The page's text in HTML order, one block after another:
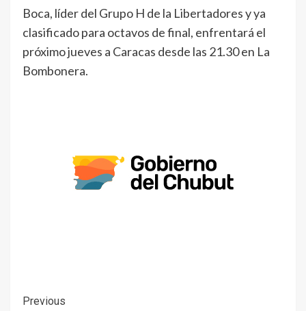
Boca, líder del Grupo H de la Libertadores y ya
clasificado para octavos de final, enfrentará el
próximo jueves a Caracas desde las 21.30 en La
Bombonera.
Previous